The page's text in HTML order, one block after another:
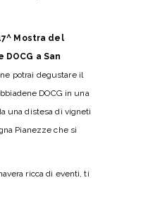
Mostra del
a San
potrai degustare il
DOCG in una
una distesa di vigneti
Pianezze che si
ricca di eventi, ti